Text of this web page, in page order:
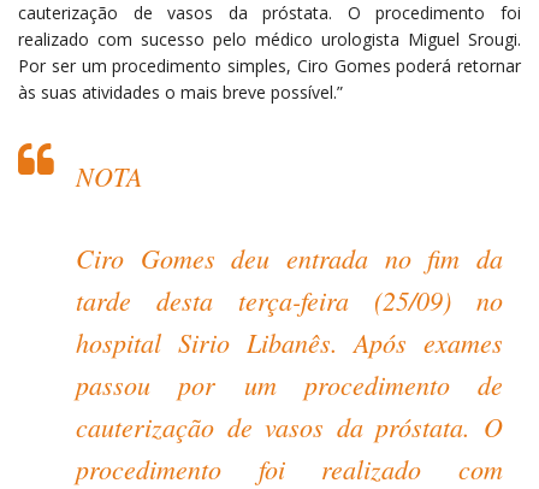
cauterização de vasos da próstata. O procedimento foi
realizado com sucesso pelo médico urologista Miguel Srougi.
Por ser um procedimento simples, Ciro Gomes poderá retornar
às suas atividades o mais breve possível.”
NOTA
Ciro Gomes deu entrada no fim da
tarde desta terça-feira (25/09) no
hospital Sirio Libanês. Após exames
passou por um procedimento de
cauterização de vasos da próstata. O
procedimento foi realizado com